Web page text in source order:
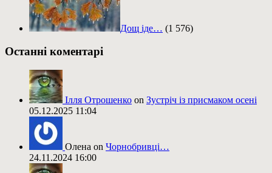
Дощ іде… (1 576)
Останні коментарі
Ілля Отрошенко on Зустріч із присмаком осені
05.12.2025 11:04
Олена on Чорнобривці…
24.11.2024 16:00